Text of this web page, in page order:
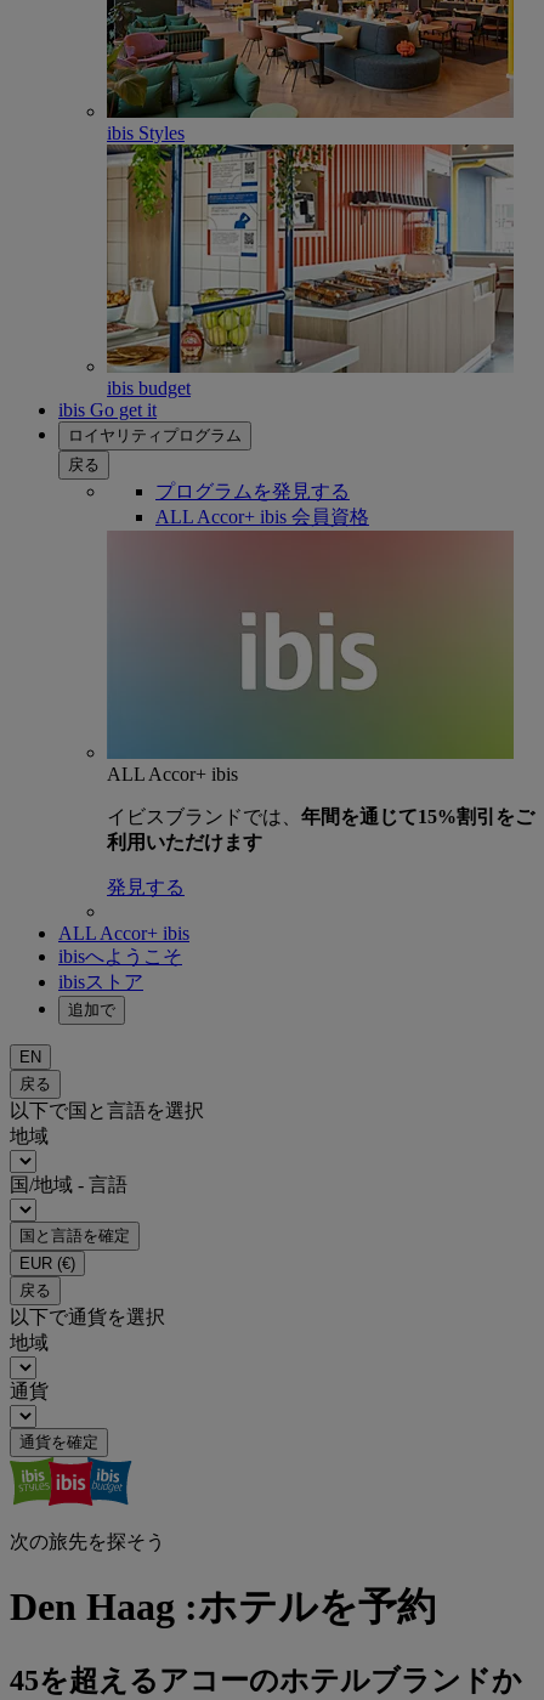
ibis Styles
ibis budget
ibis Go get it
ロイヤリティプログラム
戻る
プログラムを発見する
ALL Accor+ ibis 会員資格
ALL Accor+ ibis
イビスブランドでは、 年間を通じて15%割引をご
利用いただけます
発見する
ALL Accor+ ibis
ibisへようこそ
ibisストア
追加で
EN
戻る
以下で国と言語を選択
地域
国/地域 - 言語
国と言語を確定
EUR (€)
戻る
以下で通貨を選択
地域
通貨
通貨を確定
次の旅先を探そう
Den Haag :ホテルを予約
45を超えるアコーのホテルブランドか